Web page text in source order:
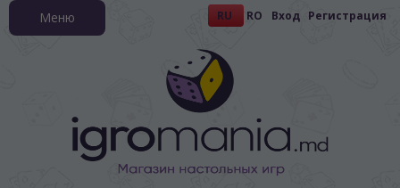
RU RO Вход Регистрация
Меню